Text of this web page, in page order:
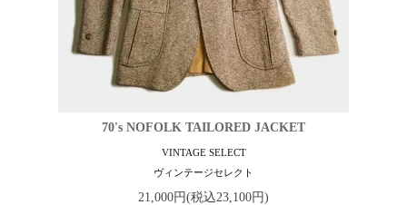
70's NOFOLK TAILORED JACKET
VINTAGE SELECT
ヴィンテージセレクト
21,000円(税込23,100円)